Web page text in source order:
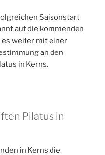
Saisonstart
auf die kommenden
es weiter mit einer
an den
in Kerns.
Pilatus in
in Kerns die